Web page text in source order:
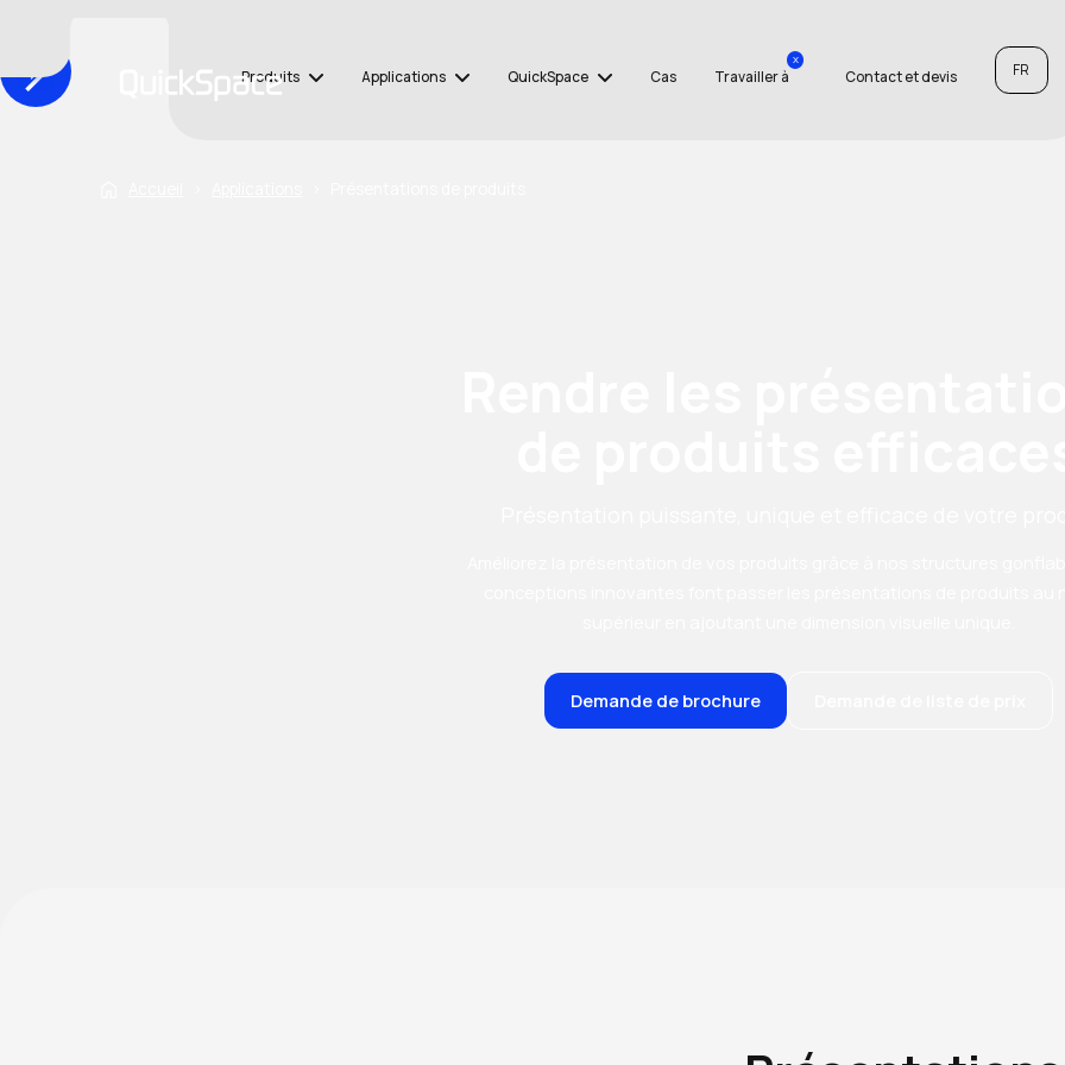
Produits Applications QuickSpace Cas Travailler à
x
Contact et devis FR
Demande de brochure